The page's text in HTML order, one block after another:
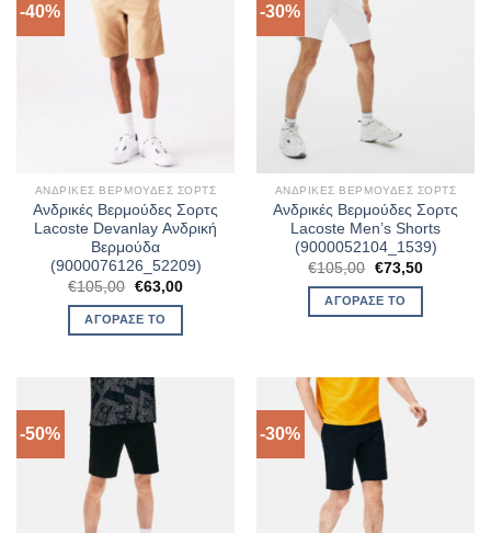
-40%
ΑΝΔΡΙΚΈΣ ΒΕΡΜΟΎΔΕΣ ΣΟΡΤΣ
Ανδρικές Βερμούδες Σορτς
Lacoste Devanlay Ανδρική
Βερμούδα
(9000076126_52209)
€105,00 Original
price
was:
€105,00.
€63,00Η
ΑΓΌΡΑΣΈ ΤΟ
-30%
ΑΝΔΡΙΚΈΣ ΒΕΡΜΟΎΔΕΣ ΣΟΡΤΣ
Ανδρικές Βερμούδες Σορτς
Lacoste Men’s Shorts
(9000052104_1539)
€105,00 Original
price
was:
€105,00.
€73,50Η
ΑΓΌΡΑΣΈ ΤΟ
-50% -30%